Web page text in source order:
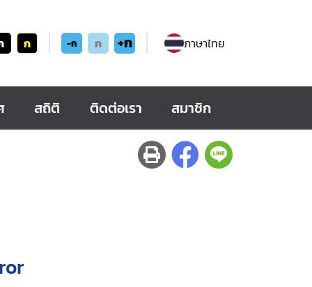
ก -ก ก +ก ภาษาไทย
สถิติ ติดต่อเรา สมาชิก